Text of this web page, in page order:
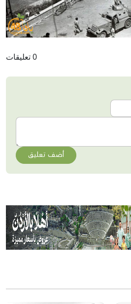
0 تعليقات
أضف تعليق